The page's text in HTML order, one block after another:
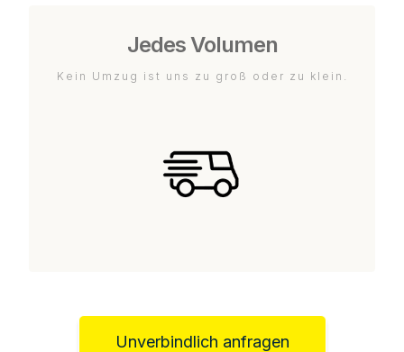
Jedes Volumen
Kein Umzug ist uns zu groß oder zu klein.
Unverbindlich anfragen